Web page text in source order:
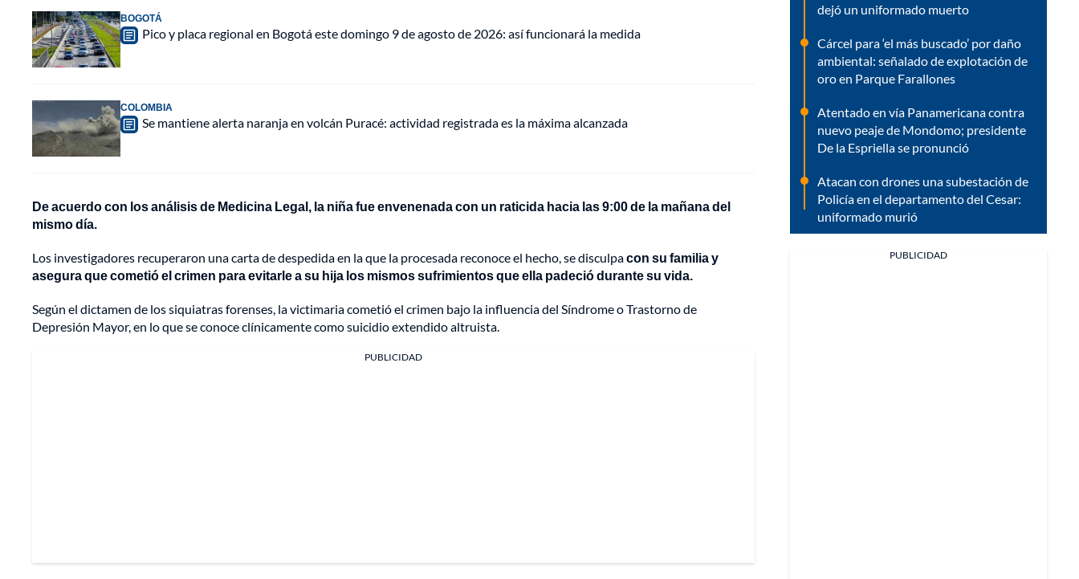
BOGOTÁ
Pico y placa regional en Bogotá este domingo 9 de agosto de 2026: así funcionará la medida
COLOMBIA
Se mantiene alerta naranja en volcán Puracé: actividad registrada es la máxima alcanzada
De acuerdo con los análisis de Medicina Legal, la niña fue envenenada con un raticida hacia las 9:00 de la mañana del
mismo día.
Los investigadores recuperaron una carta de despedida en la que la procesada reconoce el hecho, se disculpacon su familia y
asegura que cometió el crimen para evitarle a su hija los mismos sufrimientos que ella padeció durante su vida.
Según el dictamen de los siquiatras forenses, la victimaria cometió el crimen bajo la influencia del Síndrome o Trastorno de
Depresión Mayor, en lo que se conoce clínicamente como suicidio extendido altruista.
PUBLICIDAD
dejó un uniformado muerto
Cárcel para ‘el más buscado’ por daño
ambiental: señalado de explotación de
oro en Parque Farallones
Atentado en vía Panamericana contra
nuevo peaje de Mondomo; presidente
De la Espriella se pronunció
Atacan con drones una subestación de
Policía en el departamento del Cesar:
uniformado murió
PUBLICIDAD